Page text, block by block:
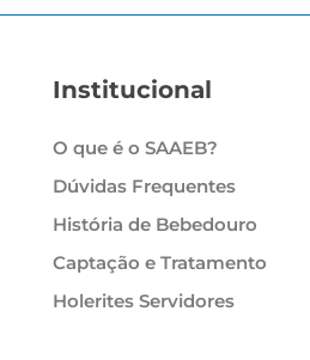
Institucional
O que é o SAAEB?
Dúvidas Frequentes
História de Bebedouro
Captação e Tratamento
Holerites Servidores